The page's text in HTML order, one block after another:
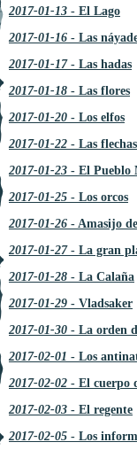
2017-01-13 - El Lago
2017-01-16 - Las
2017-01-17- Las hadas
2017-01-18 - Las flores
2017-01-20 - Los elfos
2017-01-22 - Las flechas
2017-01-23 - El Pueblo
2017-01-25 - Los orcos
2017-01-26 - Amasijo
2017-01-27- La gran
2017-01-28 - La Calaña
2017-01-29 - Vladsaker
2017-01-30 - La orden
2017-02-01 - Los
2017-02-02 - El cuerpo
2017-02-03 - El regente
2017-02-05 - Los